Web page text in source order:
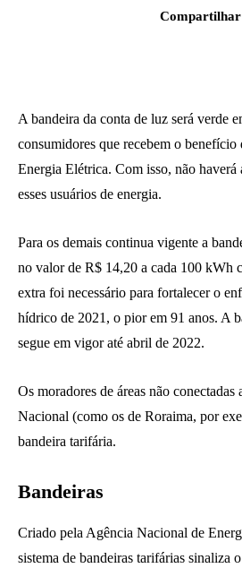
Compartilhar
A bandeira da conta de luz será verde
consumidores que recebem o
Energia Elétrica. Com isso, não haverá
esses usuários de energia.
Para os demais continua vigente a
no valor de R$ 14,20 a cada 100 kWh
extra foi necessário para fortalecer o
hídrico de 2021, o pior em 91 anos. A
segue em vigor até abril de 2022.
Os moradores de áreas não
Nacional (como os de Roraima, por
bandeira tarifária.
Bandeiras
Criado pela Agência Nacional de
sistema de bandeiras tarifárias sinaliza